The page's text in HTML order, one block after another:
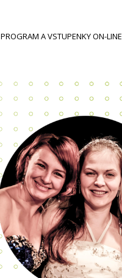
PROGRAM A VSTUPENKY ON-LINE